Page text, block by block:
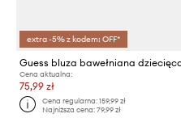
extra -5% z kodem: OFF*
Guess bluza bawełniana
Cena aktualna:
75,99 zł
Cena regularna:159,99 zł
Najniższa cena:79,99 zł